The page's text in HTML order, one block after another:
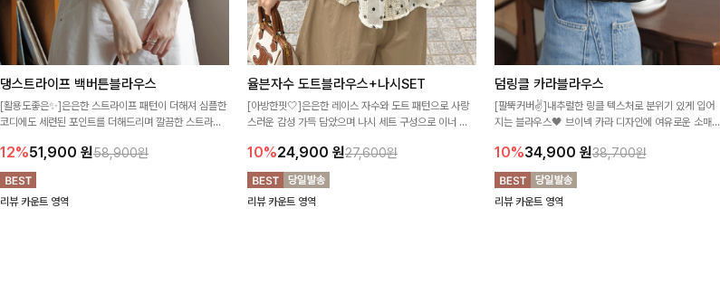
댕스트라이프 백버튼블라우스
[활용도좋은✨]은은한 스트라이프 패턴이 더해져 심플한
코디에도 세련된 포인트를 더해드리며 깔끔한 스트라이
12%51,900 원58,900원
리뷰 카운트 영역
율븐자수 도트블라우스+나시SET
[아방한핏🤍]은은한 레이스 자수와 도트 패턴으로 사랑
스러운 감성 가득 담았으며 나시 세트 구성으로 이너 걱
10%24,900 원27,600원
리뷰 카운트 영역
덤링클 카라블라우스
[팔뚝커버✌]내추럴한 링클 텍스처로 분위기 있게 입어
지는 블라우스🖤 브이넥 카라 디자인에 여유로운 소매핏
10%34,900 원38,700원
리뷰 카운트 영역